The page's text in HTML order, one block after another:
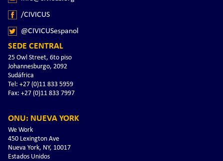
/CIVICUS
@CIVICUSespanol
SEDE CENTRAL
25 Owl Street, 6to piso
Johannesburgo, 2092
Sudáfrica
Tel: +27 (0)11 833 5959
Fax: +27 (0)11 833 7997
ONU: NUEVA YORK
We Work
450 Lexington Ave
Nueva York, NY, 10017
Estados Unidos